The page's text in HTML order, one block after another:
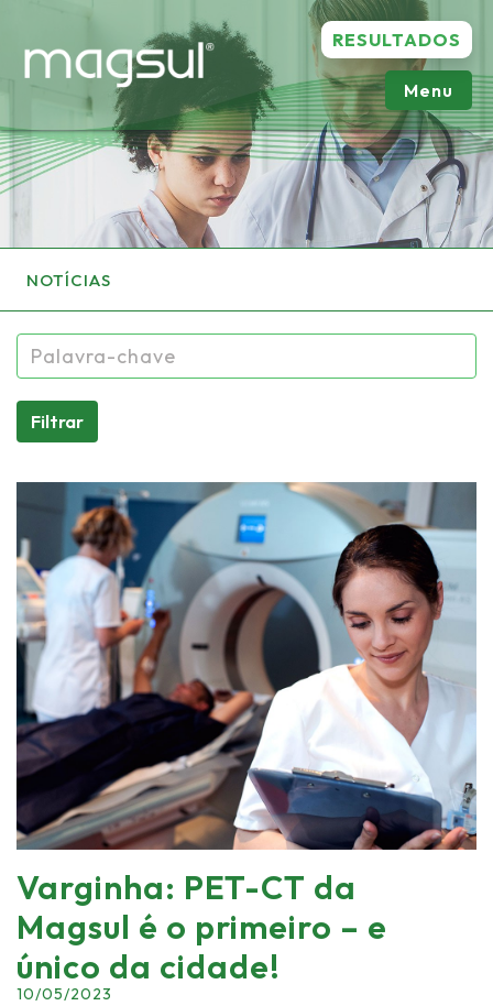
RESULTADOS
Menu
NOTÍCIAS
Filtrar
Varginha: PET-CT da
Magsul é o primeiro – e
único da cidade!
10/05/2023